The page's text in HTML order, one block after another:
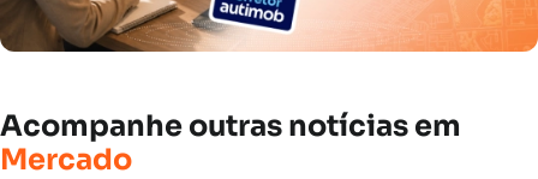
Acompanhe outras notícias em
Mercado